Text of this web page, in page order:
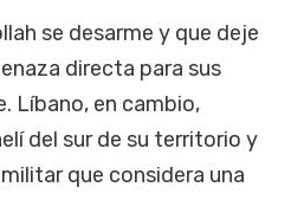
se desarme y que deje
directa para sus
Líbano, en cambio,
del sur de su territorio y
que considera una